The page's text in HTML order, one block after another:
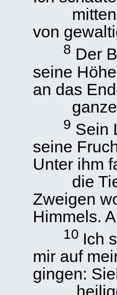
mitten
von
8 Der
seine
an das
ganzen
9 Sein
seine
Unter ihm
die
Zweigen
Himmels.
10 Ich
mir auf
gingen:
heiliger